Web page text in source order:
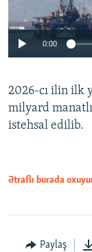
Auto
0:00
2026-cı ilin ilk
milyard
istehsal edilib.
Ətraflı burada
Paylaş